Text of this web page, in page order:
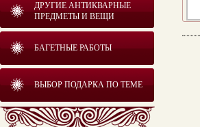
ДРУГИЕ АНТИКВАРНЫЕ
ПРЕДМЕТЫ И ВЕЩИ
БАГЕТНЫЕ РАБОТЫ
ВЫБОР ПОДАРКА ПО ТЕМЕ